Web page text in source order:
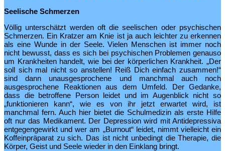
Seelische Schmerzen
Völlig unterschätzt werden oft die seelischen oder psychischen
Schmerzen. Ein Kratzer am Knie ist ja auch leichter zu erkennen
als eine Wunde in der Seele. Vielen Menschen ist immer noch
nicht bewusst, dass es sich bei psychischen Problemen genauso
um Krankheiten handelt, wie bei der körperlichen Krankheit. „Der
soll sich mal nicht so anstellen! Reiß Dich einfach zusammen!“
sind dann unausgesprochene und manchmal auch noch
ausgesprochene Reaktionen aus dem Umfeld. Der Gedanke,
dass die betroffene Person leidet und im Augenblick nicht so
„funktionieren kann“, wie es von ihr jetzt erwartet wird, ist
manchmal fern. Auch hier bietet die Schulmedizin als erste Hilfe
oft nur das Medikament. Der Depression wird mit Antidepressiva
entgegengewirkt und wer am „Burnout“ leidet, nimmt vielleicht ein
Koffeinpräparat zu sich. Das ist nicht unbedingt die Therapie, die
Körper, Geist und Seele wieder in den Einklang bringt.